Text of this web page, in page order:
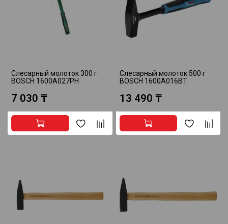
Слесарный молоток 300 г
BOSCH 1600A027PH
7 030 ₸
Слесарный молоток 500 г
BOSCH 1600A016BT
13 490 ₸